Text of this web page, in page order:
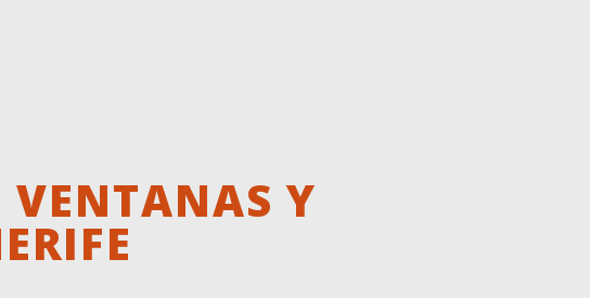
VENTANAS Y